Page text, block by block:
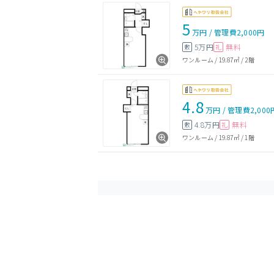
5 万円 /管理費2,000円
敷 5万円 礼 無料
ワンルーム / 19.87㎡/2階
4.8万円 /管理費2,000
敷 4.8万円 礼 無料
ワンルーム / 19.87㎡/1階